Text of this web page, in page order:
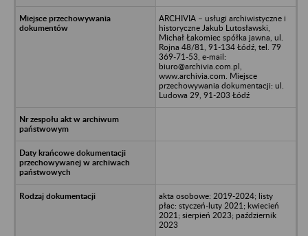
ARCHIVIA – usługi archiwistyczne i
historyczne Jakub Lutosławski,
Michał Łakomiec spółka jawna, ul.
Rojna 48/81, 91-134 Łódź, tel. 79
369-71-53, e-mail:
biuro@archivia.com.pl,
www.archivia.com. Miejsce
przechowywania dokumentacji: ul.
Ludowa 29, 91-203 Łódź
akta osobowe: 2019-2024; listy
płac: styczeń-luty 2021; kwiecień
2021; sierpień 2023; październik
2023